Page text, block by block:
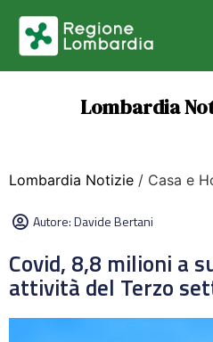
Lombardia
Lombardia Notizie / Casa e
Autore:Davide Bertani
Covid, 8,8 milioni a
attività del Terzo